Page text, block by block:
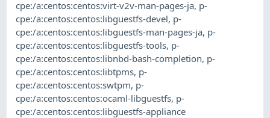
cpe:/a:centos:centos:virt-v2v-man-pages-ja, p-
cpe:/a:centos:centos:libguestfs-devel, p-
cpe:/a:centos:centos:libguestfs-man-pages-ja, p-
cpe:/a:centos:centos:libguestfs-tools, p-
cpe:/a:centos:centos:libnbd-bash-completion, p-
cpe:/a:centos:centos:libtpms, p-
cpe:/a:centos:centos:swtpm, p-
cpe:/a:centos:centos:ocaml-libguestfs, p-
cpe:/a:centos:centos:libguestfs-appliance